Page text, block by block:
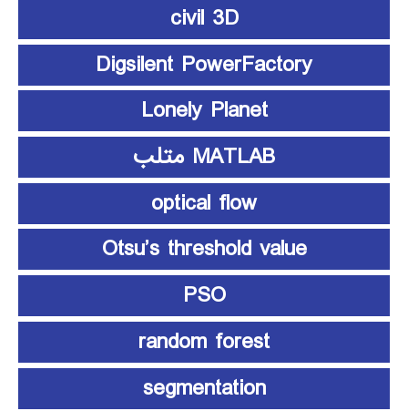
civil 3D
Digsilent PowerFactory
Lonely Planet
MATLAB متلب
optical flow
Otsu’s threshold value
PSO
random forest
segmentation